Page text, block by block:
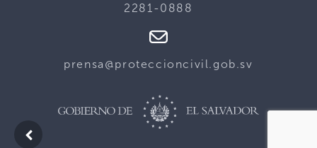
2281-0888
prensa@proteccioncivil.gob.sv